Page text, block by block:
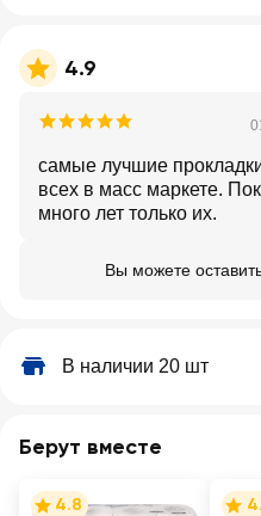
4.9
самые лучшие
всех в масс маркете.
много лет только их.
Вы можете
В наличии 20 шт
Берут вместе
4.8